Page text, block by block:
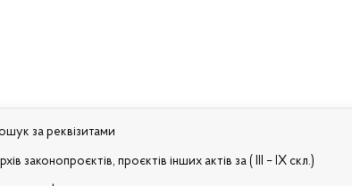
за реквізитами
законопроєктів, проєктів інших актів за ( III – IX скл.)